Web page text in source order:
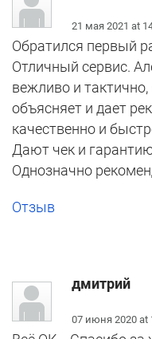
21 мая 2021 at
Обратился первый
Отличный сервис.
вежливо и
объясняет и дает
качественно и
Дают чек и
Однозначно
Отзыв
дмитрий
07 июня 2020 at